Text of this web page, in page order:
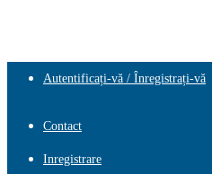
Autentificați-vă / Înregistrați-vă
Contact
Inregistrare